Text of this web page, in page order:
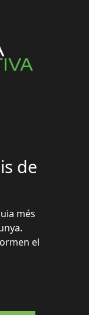
de
més
el